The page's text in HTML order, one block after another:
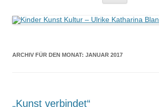
ARCHIV FÜR DEN MONAT: JANUAR 2017
„Kunst verbindet“